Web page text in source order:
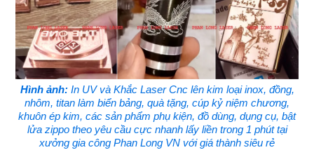
Hình ảnh:In UV và Khắc Laser Cnc lên kim loại inox, đồng,
nhôm, titan làm biển bảng, quà tặng, cúp kỷ niệm chương,
khuôn ép kim, các sản phẩm phụ kiện, đồ dùng, dụng cụ, bật
lửa zippo theo yêu cầu cực nhanh lấy liền trong 1 phút tại
xưởng gia công Phan Long VN với giá thành siêu rẻ